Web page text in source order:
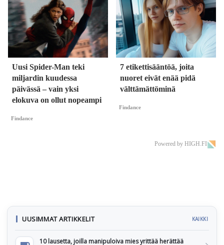
Uusi Spider-Man teki
miljardin kuudessa
päivässä – vain yksi
elokuva on ollut nopeampi
Findance
7 etikettisääntöä, joita
nuoret eivät enää pidä
välttämättöminä
Findance
Powered by HIGH.FI
UUSIMMAT ARTIKKELIT KAIKKI
10 lausetta, joilla manipuloiva mies yrittää herättää